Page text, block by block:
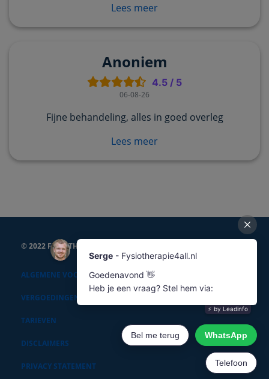
Lees meer
Anoniem
4.5/ 5
06-08-26
Fijne behandeling, alles in goed overleg
Lees meer
© 2022 FYSIOTHERAPIE4ALL
ALGEMENE VOORWAARDEN
VERGOEDINGEN
TARIEVEN
DISCLAIMERS
PRIVACY STATEMENT